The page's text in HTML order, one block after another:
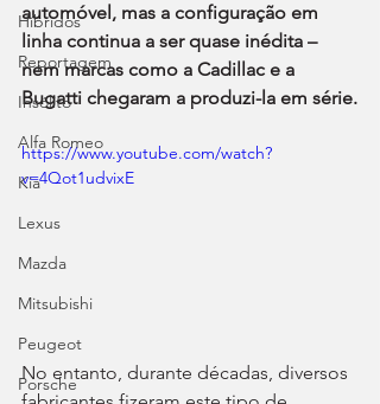
Híbridos
Reportagem
Insólito
Alfa Romeo
Kia
Lexus
Mazda
Mitsubishi
Peugeot
Porsche
automóvel, mas a configuração em
linha continua a ser quase inédita –
nem marcas como a Cadillac e a
Bugatti chegaram a produzi-la em série.
https://www.youtube.com/watch?
v=4Qot1udvixE
No entanto, durante décadas, diversos